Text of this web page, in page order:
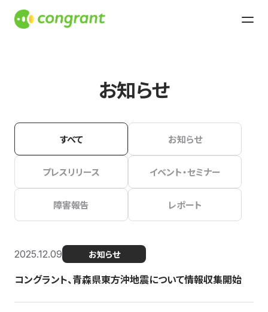
お知らせ
すべて お知らせ
プレスリリース イベント・セミナー
障害報告 レポート
2025.12.09 お知らせ
コングラント、青森県東方沖地震について情報収集開始